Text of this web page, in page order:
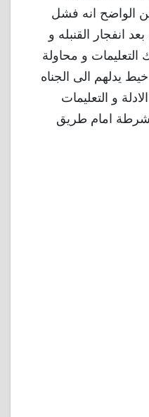
من الواضح انه فشل
انفجار القنبله و
و محاولة
يدلهم الى الجناه
و التعليمات
امام طريق